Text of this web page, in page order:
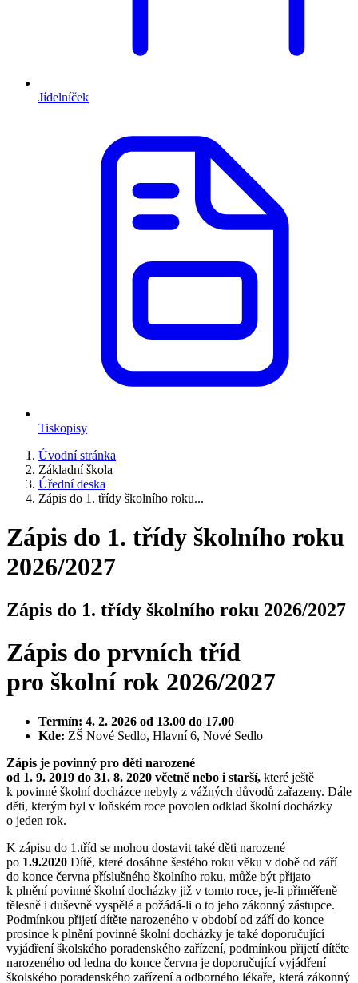
Jídelníček
Tiskopisy
Úvodní stránka
Základní škola
Úřední deska
Zápis do 1. třídy školního roku...
Zápis do 1. třídy školního roku
2026/2027
Zápis do 1. třídy školního roku 2026/2027
Zápis do prvních tříd
pro školní rok 2026/2027
Termín: 4. 2. 2026 od 13.00 do 17.00
Kde: ZŠ Nové Sedlo, Hlavní 6, Nové Sedlo
Zápis je povinný pro děti narozené
od 1. 9. 2019 do 31. 8. 2020 včetně nebo i starší, které ještě
k povinné školní docházce nebyly z vážných důvodů zařazeny. Dále
děti, kterým byl v loňském roce povolen odklad školní docházky
o jeden rok.
K zápisu do 1.tříd se mohou dostavit také děti narozené
po 1.9.2020 Dítě, které dosáhne šestého roku věku v době od září
do konce června příslušného školního roku, může být přijato
k plnění povinné školní docházky již v tomto roce, je-li přiměřeně
tělesně i duševně vyspělé a požádá-li o to jeho zákonný zástupce.
Podmínkou přijetí dítěte narozeného v období od září do konce
prosince k plnění povinné školní docházky je také doporučující
vyjádření školského poradenského zařízení, podmínkou přijetí dítěte
narozeného od ledna do konce června je doporučující vyjádření
školského poradenského zařízení a odborného lékaře, která zákonný